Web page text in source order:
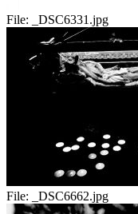
File: _DSC6331.jpg
File: _DSC6662.jpg